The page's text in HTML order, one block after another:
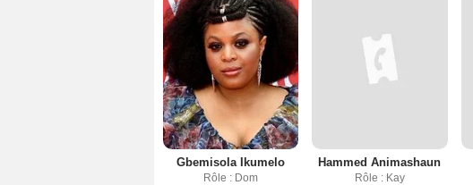
Gbemisola Ikumelo
Rôle : Dom
Hammed Animashaun
Rôle : Kay